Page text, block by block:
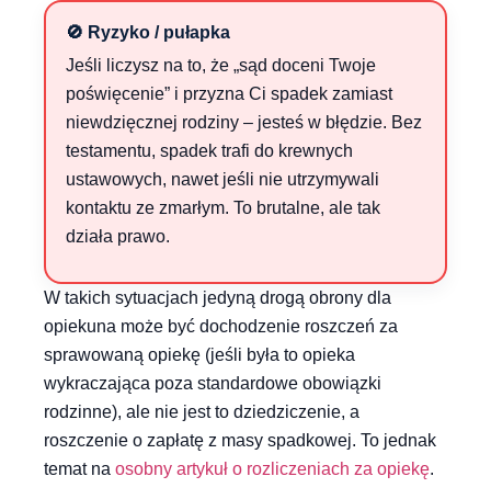
🚫 Ryzyko / pułapka
Jeśli liczysz na to, że „sąd doceni Twoje
poświęcenie” i przyzna Ci spadek zamiast
niewdzięcznej rodziny – jesteś w błędzie. Bez
testamentu, spadek trafi do krewnych
ustawowych, nawet jeśli nie utrzymywali
kontaktu ze zmarłym. To brutalne, ale tak
działa prawo.
W takich sytuacjach jedyną drogą obrony dla
opiekuna może być dochodzenie roszczeń za
sprawowaną opiekę (jeśli była to opieka
wykraczająca poza standardowe obowiązki
rodzinne), ale nie jest to dziedziczenie, a
roszczenie o zapłatę z masy spadkowej. To jednak
temat na osobny artykuł o rozliczeniach za opiekę.